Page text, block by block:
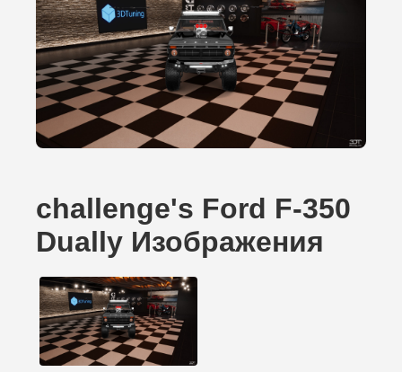
challenge's Ford F-350
Dually Изображения